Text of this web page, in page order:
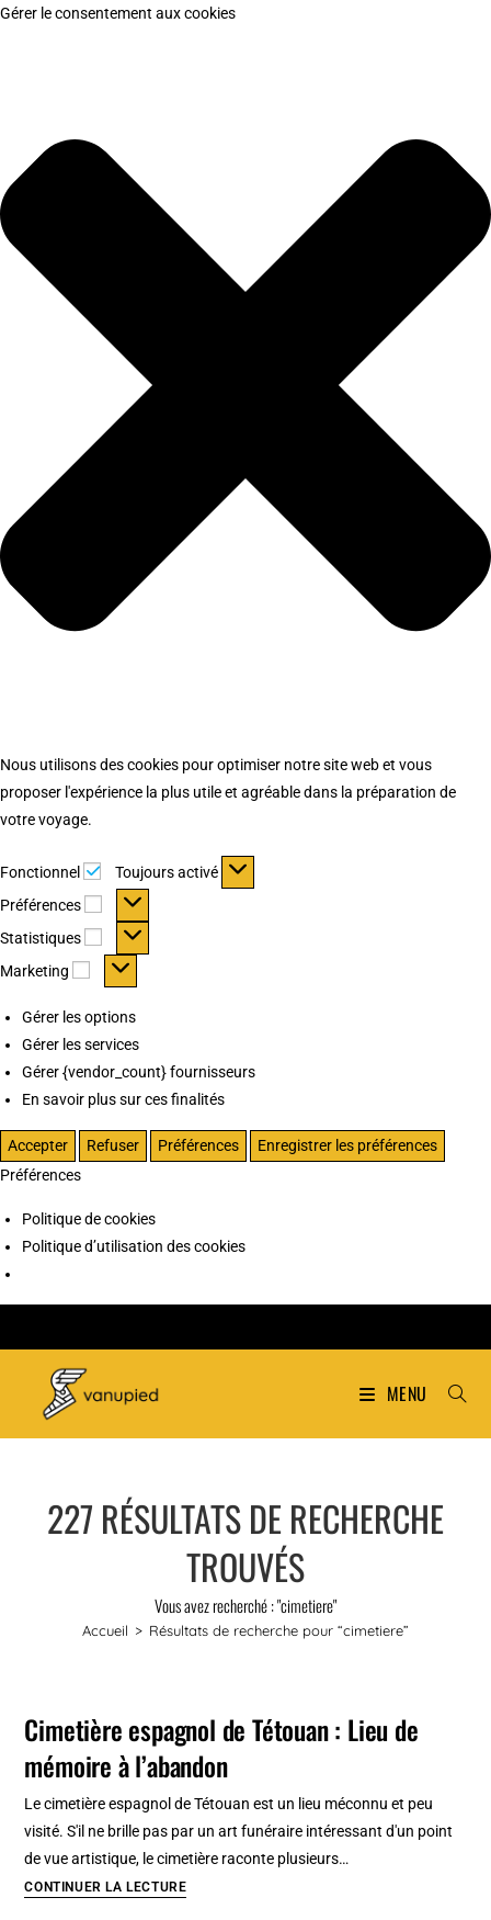
Gérer le consentement aux cookies
Nous utilisons des cookies pour optimiser notre site web et vous
proposer l'expérience la plus utile et agréable dans la préparation de
votre voyage.
Fonctionnel Fonctionnel
Toujours activé
Préférences
Préférences
Statistiques Statistiques
Marketing Marketing
Gérer les options
Gérer les services
Gérer {vendor_count} fournisseurs
En savoir plus sur ces finalités
Accepter Refuser Préférences
Enregistrer les préférences
Préférences
Politique de cookies
Politique d’utilisation des cookies
MENU
227 RÉSULTATS DE RECHERCHE
TROUVÉS
Vous avez recherché : "cimetiere"
Accueil > Résultats de recherche pour “cimetiere”
Cimetière espagnol de Tétouan : Lieu de
mémoire à l’abandon
Le cimetière espagnol de Tétouan est un lieu méconnu et peu
visité. S'il ne brille pas par un art funéraire intéressant d'un point
de vue artistique, le cimetière raconte plusieurs…
CONTINUER LA LECTURECimetière